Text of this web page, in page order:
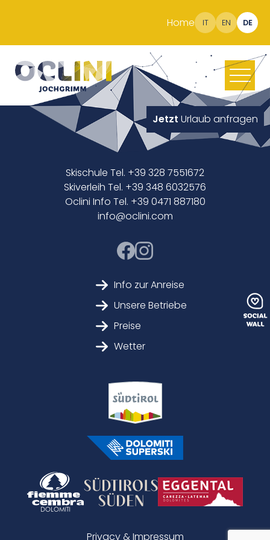
Home IT EN DE
Jetzt Urlaub anfragen
Skischule Tel. +39 328 7551672
Skiverleih Tel. +39 348 6032576
Oclini Info Tel. +39 0471 887180
info@oclini.com
Info zur Anreise
Unsere Betriebe
Preise
Wetter
Privacy & Impressum